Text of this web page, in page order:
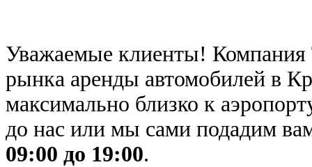
Уважаемые клиенты!
рынка аренды автомобилей в
максимально близко к
до нас или мы сами подадим
09:00 до 19:00.